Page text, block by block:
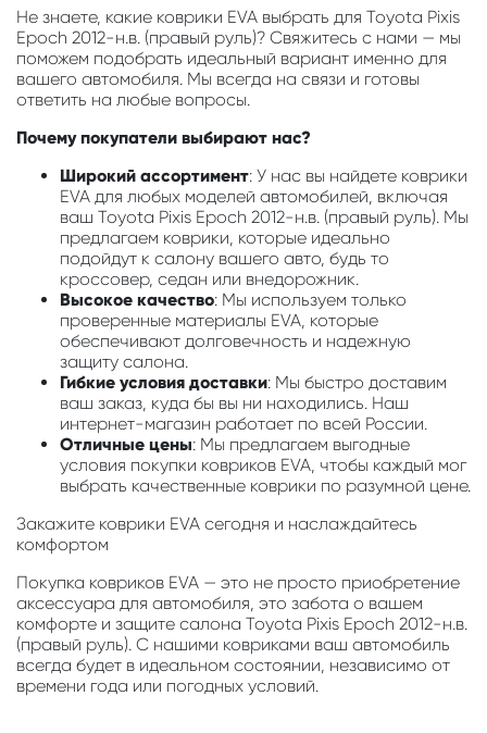
Не знаете, какие коврики EVA выбрать для Toyota Pixis
Epoch 2012-н.в. (правый руль)? Свяжитесь с нами — мы
поможем подобрать идеальный вариант именно для
вашего автомобиля. Мы всегда на связи и готовы
ответить на любые вопросы.
Почему покупатели выбирают нас?
Широкий ассортимент: У нас вы найдете коврики
EVA для любых моделей автомобилей, включая
ваш Toyota Pixis Epoch 2012-н.в. (правый руль). Мы
предлагаем коврики, которые идеально
подойдут к салону вашего авто, будь то
кроссовер, седан или внедорожник.
Высокое качество: Мы используем только
проверенные материалы EVA, которые
обеспечивают долговечность и надежную
защиту салона.
Гибкие условия доставки: Мы быстро доставим
ваш заказ, куда бы вы ни находились. Наш
интернет-магазин работает по всей России.
Отличные цены: Мы предлагаем выгодные
условия покупки ковриков EVA, чтобы каждый мог
выбрать качественные коврики по разумной цене.
Закажите коврики EVA сегодня и наслаждайтесь
комфортом
Покупка ковриков EVA — это не просто приобретение
аксессуара для автомобиля, это забота о вашем
комфорте и защите салона Toyota Pixis Epoch 2012-н.в.
(правый руль). С нашими ковриками ваш автомобиль
всегда будет в идеальном состоянии, независимо от
времени года или погодных условий.